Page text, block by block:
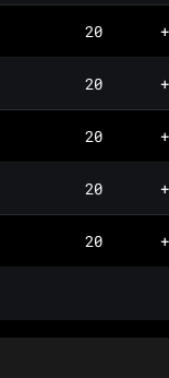
20
20
20
20
20